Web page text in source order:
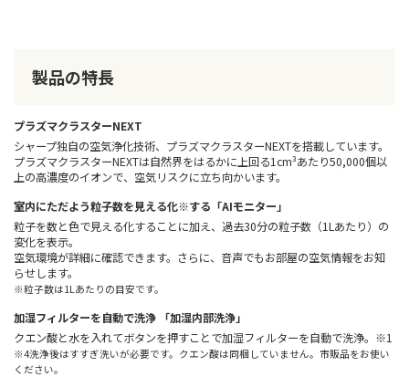
製品の特長
プラズマクラスターNEXT
シャープ独自の空気浄化技術、プラズマクラスターNEXTを搭載しています。
プラズマクラスターNEXTは自然界をはるかに上回る1cm³あたり50,000個以
上の高濃度のイオンで、空気リスクに立ち向かいます。
室内にただよう粒子数を見える化※する「AIモニター」
粒子を数と色で見える化することに加え、過去30分の粒子数（1Lあたり）の
変化を表示。
空気環境が詳細に確認できます。さらに、音声でもお部屋の空気情報をお知
らせします。
※粒子数は1Lあたりの目安です。
加湿フィルターを自動で洗浄 「加湿内部洗浄」
クエン酸と水を入れてボタンを押すことで加湿フィルターを自動で洗浄。※1
※4洗浄後はすすぎ洗いが必要です。クエン酸は同梱していません。市販品をお使い
ください。